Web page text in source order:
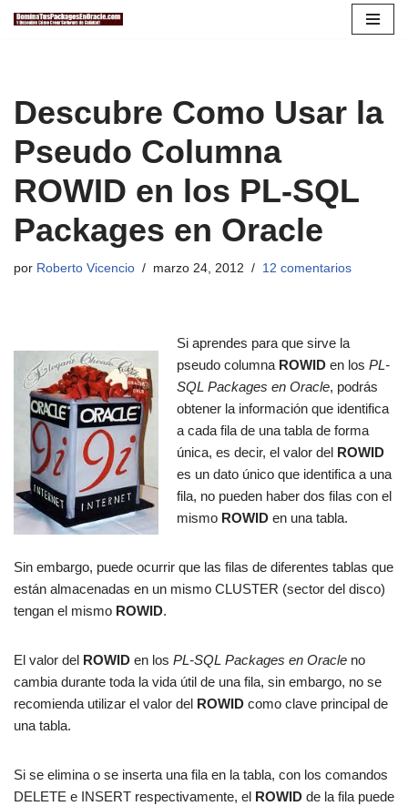
Descubre Como Usar la
Pseudo Columna
ROWID en los PL-SQL
Packages en Oracle
por Roberto Vicencio marzo 24, 2012 12 comentarios
Si aprendes para que sirve la
pseudo columna ROWID en los PL-
SQL Packages en Oracle, podrás
obtener la información que identifica
a cada fila de una tabla de forma
única, es decir, el valor del ROWID
es un dato único que identifica a una
fila, no pueden haber dos filas con el
mismo ROWID en una tabla.
Sin embargo, puede ocurrir que las filas de diferentes tablas que
están almacenadas en un mismo CLUSTER (sector del disco)
tengan el mismo ROWID.
El valor del ROWID en los PL-SQL Packages en Oracle no
cambia durante toda la vida útil de una fila, sin embargo, no se
recomienda utilizar el valor del ROWID como clave principal de
una tabla.
Si se elimina o se inserta una fila en la tabla, con los comandos
DELETE e INSERT respectivamente, el ROWID de la fila puede